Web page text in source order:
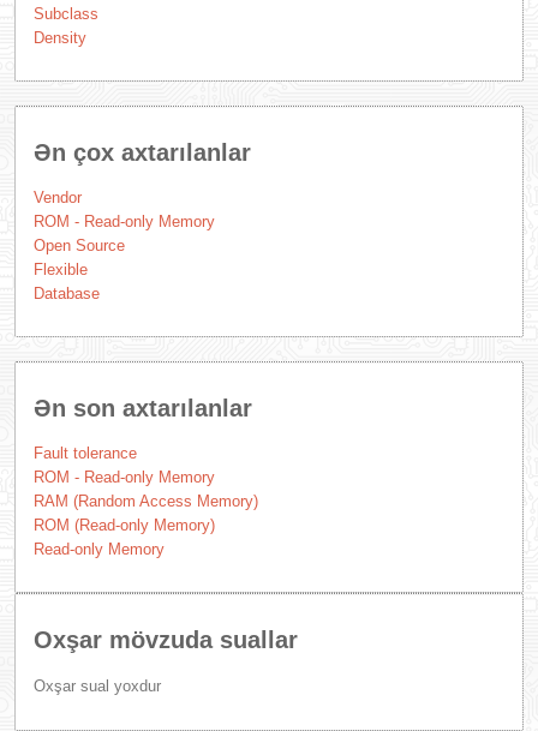
Subclass
Density
Ən çox axtarılanlar
Vendor
ROM - Read-only Memory
Open Source
Flexible
Database
Ən son axtarılanlar
Fault tolerance
ROM - Read-only Memory
RAM (Random Access Memory)
ROM (Read-only Memory)
Read-only Memory
Oxşar mövzuda suallar
Oxşar sual yoxdur